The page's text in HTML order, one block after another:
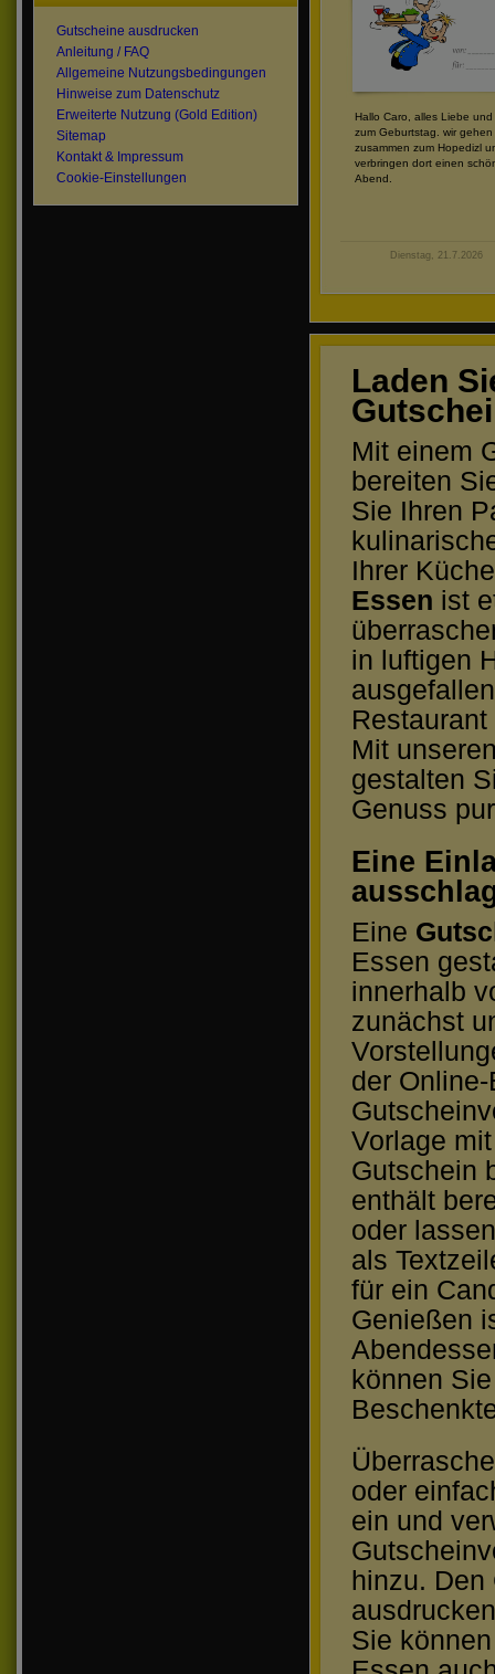
Hallo Caro, alles Liebe
zum Geburtstag. wir gehen
zusammen zum Hopedizl
verbringen dort einen
Abend.
Dienstag, 21.7.2026
Laden
Mit einem
bereiten
Sie Ihren
Ihrer
Essen ist
in luftigen
Mit
gestalten
Genuss
Eine
Eine
Essen
innerhalb
zunächst
der
Vorlage
Gutschein
enthält
oder
als
für ein
Genießen
können
oder
ein und
hinzu. Den
Sie
Gutscheine ausdrucken
Anleitung / FAQ
Allgemeine Nutzungsbedingungen
Hinweise zum Datenschutz
Erweiterte Nutzung (Gold Edition)
Sitemap
Kontakt & Impressum
Cookie-Einstellungen